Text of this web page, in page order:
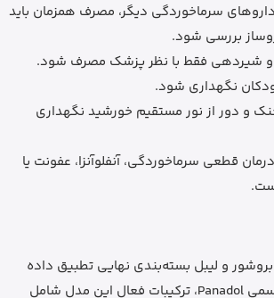
سرماخوردگی دیگر، مصرف همزمان باید
بررسی شود.
و شیردهی فقط با نظر پزشک مصرف شود.
نگهداری شود.
و دور از نور مستقیم خورشید نگهداری
قطعی سرماخوردگی، آنفلوآنزا، عفونت یا
بروشور و لیبل بسته‌بندی نهایی تطبیق داده
شود. طبق اطلاعات رسمی Panadol، ترکیبات فعال این مدل شامل